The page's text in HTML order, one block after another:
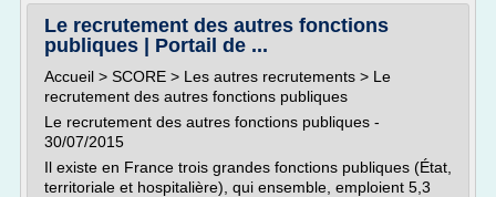
Le recrutement des autres fonctions
publiques | Portail de ...
Accueil > SCORE > Les autres recrutements > Le
recrutement des autres fonctions publiques
Le recrutement des autres fonctions publiques -
30/07/2015
Il existe en France trois grandes fonctions publiques (État,
territoriale et hospitalière), qui ensemble, emploient 5,3